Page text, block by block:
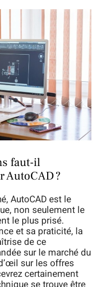
faut-il
AutoCAD ?
AutoCAD est le
non seulement le
le plus prisé.
et sa praticité, la
de ce
sur le marché du
sur les offres
certainement